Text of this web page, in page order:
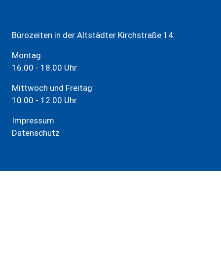
Bürozeiten in der Altstädter Kirchstraße 14:
Montag
16.00 - 18.00 Uhr
Mittwoch und Freitag
10.00 - 12.00 Uhr
Impressum
Datenschutz